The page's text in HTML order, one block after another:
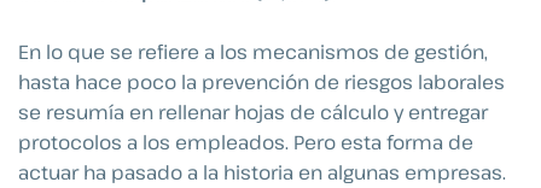
En lo que se refiere a los mecanismos de gestión,
hasta hace poco la prevención de riesgos laborales
se resumía en rellenar hojas de cálculo y entregar
protocolos a los empleados. Pero esta forma de
actuar ha pasado a la historia en algunas empresas.